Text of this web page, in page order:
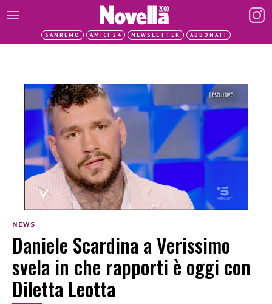
SANREMO AMICI 24 NEWSLETTER ABBONATI
NEWS
Daniele Scardina a Verissimo
svela in che rapporti è oggi con
Diletta Leotta